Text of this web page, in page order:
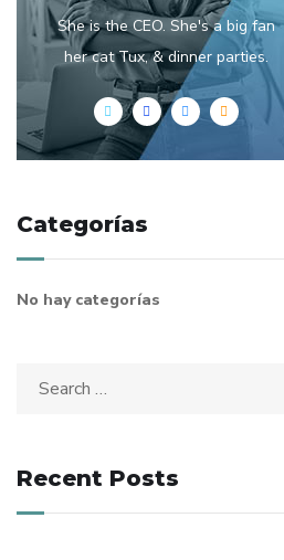
She is the CEO. She's a big fan
her cat Tux, & dinner parties.
Categorías
No hay categorías
Search
Recent Posts